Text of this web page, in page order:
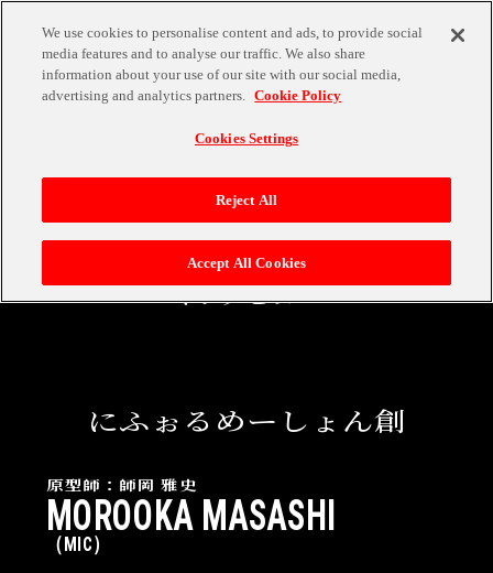
INTERVIEW
インタビュー
にふぉるめーしょん創
原型師：師岡 雅史
MOROOKA MASASHI
（MIC）
We use cookies to personalise content and ads, to provide social
media features and to analyse our traffic. We also share
information about your use of our site with our social media,
advertising and analytics partners. Cookie Policy
Cookies Settings
Reject All
Accept All Cookies